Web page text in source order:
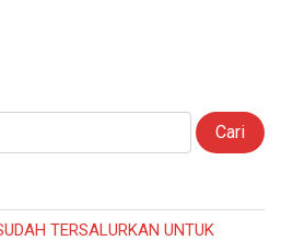
TERSALURKAN UNTUK